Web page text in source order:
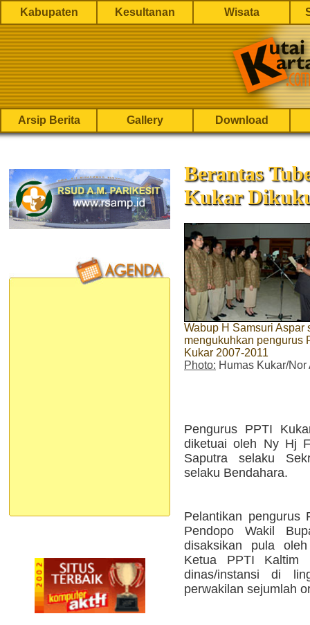
Kabupaten Kesultanan Wisata
Arsip Berita Gallery Download
Berantas
Kukar
Wabup H Samsuri Aspar
mengukuhkan pengurus
Kukar 2007-2011
Photo: Humas Kukar/Nor
Pengurus PPTI
diketuai oleh Ny Hj
Saputra selaku
selaku Bendahara.
Pelantikan pengurus
Pendopo Wakil
disaksikan pula
Ketua PPTI Kaltim
dinas/instansi di
perwakilan sejumlah